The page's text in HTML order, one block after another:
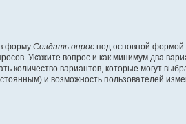
форму Создать опрос под основной формой
Укажите вопрос и как минимум два
количество вариантов, которые могут
и возможность пользователей